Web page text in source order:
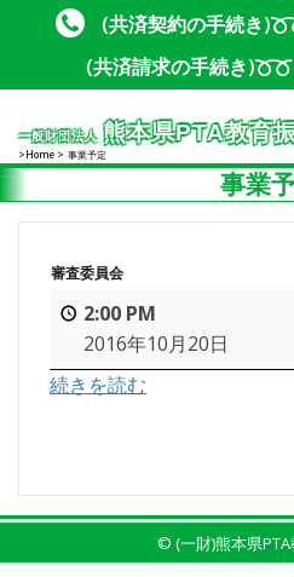
Skip to content
Skip to content(共済契約の手続き)
(共済請求の手続き)
一般財団法人 熊本県PTA教育
Home 事業予定
事業
審査委員会
2:00 PM
2016年10月20日
続きを読む
© (一財)熊本県